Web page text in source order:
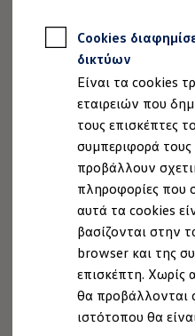
Cookies
δικτύων
Είναι τα cookies
εταιρειών που
τους επισκέπτες
συμπεριφορά
προβάλλουν
πληροφορίες που
αυτά τα cookies
βασίζονται στην
browser και της
επισκέπτη. Χωρίς
θα προβάλλονται
ιστότοπου θα
Εφαρμογές
Σύνδεση
We Charge -
Πληροφορίες
Ανακύκλωση
Ανακλήσεις
Eνημερώσεις
Digital Manual
XTL diesel fuel
Υπηρεσίες
Υπηρεσίες
Pick Up &
Φροντίδα
Επαγγελματικά
Συντήρηση &
Σημαντικές
Εγγύηση